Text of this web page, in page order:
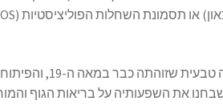
לסיכום,
את השפעותיה על בריאות הגוף